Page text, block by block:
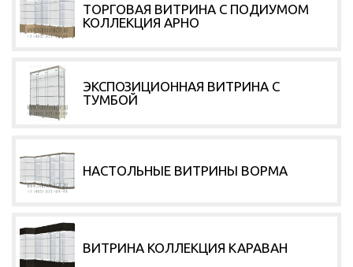
ТОРГОВАЯ ВИТРИНА С ПОДИУМОМ
КОЛЛЕКЦИЯ АРНО
ЭКСПОЗИЦИОННАЯ ВИТРИНА С
ТУМБОЙ
НАСТОЛЬНЫЕ ВИТРИНЫ ВОРМА
ВИТРИНА КОЛЛЕКЦИЯ КАРАВАН